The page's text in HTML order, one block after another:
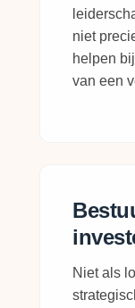
niet
helpen
van een
Niet als